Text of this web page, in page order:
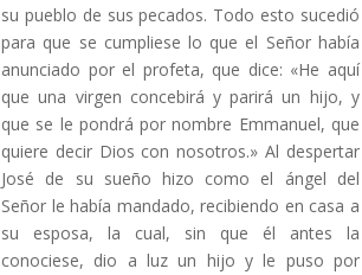
su pueblo de sus pecados. Todo esto sucedió
para que se cumpliese lo que el Señor había
anunciado por el profeta, que dice: «He aquí
que una virgen concebirá y parirá un hijo, y
que se le pondrá por nombre Emmanuel, que
quiere decir Dios con nosotros.» Al despertar
José de su sueño hizo como el ángel del
Señor le había mandado, recibiendo en casa a
su esposa, la cual, sin que él antes la
conociese, dio a luz un hijo y le puso por